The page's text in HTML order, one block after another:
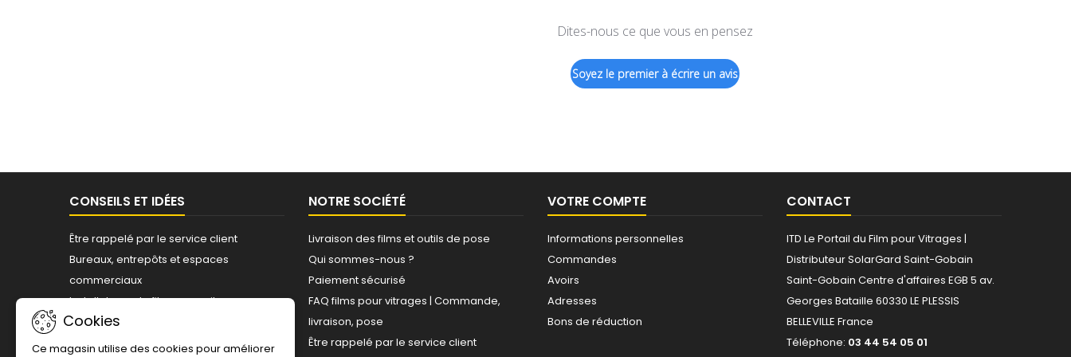
Dites-nous ce que vous en pensez
Soyez le premier à écrire un avis
CONSEILS ET IDÉES
Être rappelé par le service client
Bureaux, entrepôts et espaces
commerciaux
Installateurs de films pour vitrages -
Professionnels agréés
Questions sur les films
NOTRE SOCIÉTÉ
Livraison des films et outils de pose
Qui sommes-nous ?
Paiement sécurisé
FAQ films pour vitrages | Commande,
livraison, pose
Être rappelé par le service client
VOTRE COMPTE
Informations personnelles
Commandes
Avoirs
Adresses
Bons de réduction
CONTACT
ITD Le Portail du Film pour Vitrages |
Distributeur SolarGard Saint-Gobain
Saint-Gobain Centre d'affaires EGB 5 av.
Georges Bataille 60330 LE PLESSIS
BELLEVILLE France
Téléphone: 03 44 54 05 01
Cookies
Ce magasin utilise des cookies pour améliorer